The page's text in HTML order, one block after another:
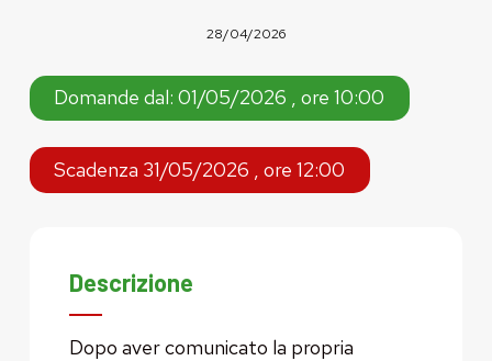
28/04/2026
Domande dal: 01/05/2026 , ore 10:00
Scadenza 31/05/2026 , ore 12:00
Descrizione
Dopo aver comunicato la propria